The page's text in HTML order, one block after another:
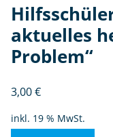
aktuelles
Problem“
3,00€
inkl. 19 % MwSt.